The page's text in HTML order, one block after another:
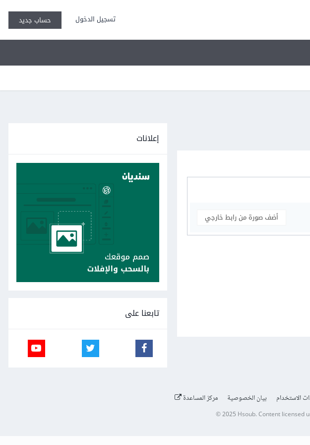
تسجيل الدخول حساب جديد
أضف صورة من رابط خارجي
إعلانات
تابعنا على
الاستخدام بيان الخصوصية مركز المساعدة
© 2025 Hsoub.Content licensed